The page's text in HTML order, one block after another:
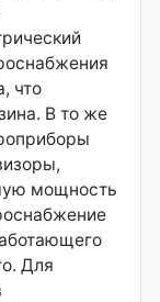
что
В то же
мощность
Для